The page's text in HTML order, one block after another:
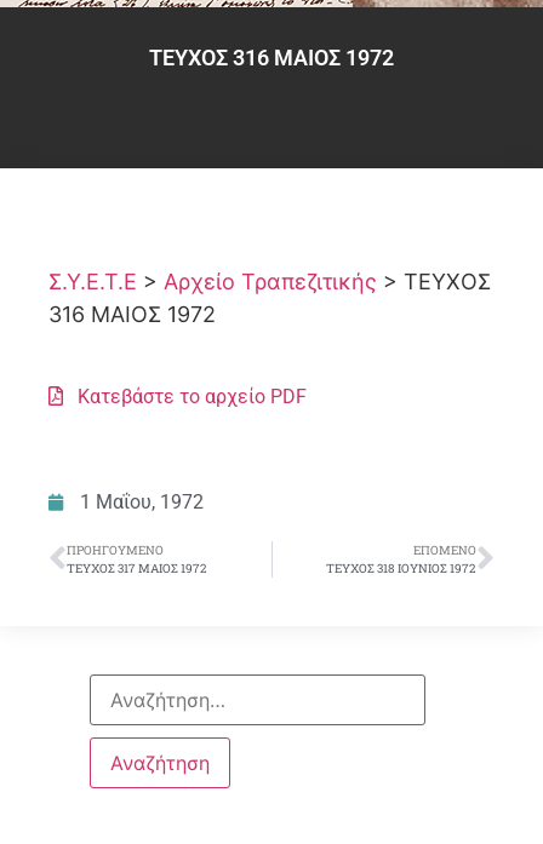
ΤΕΥΧΟΣ 316 ΜΑΙΟΣ 1972
Σ.Υ.Ε.Τ.Ε > Αρχείο Τραπεζιτικής > ΤΕΥΧΟΣ
316 ΜΑΙΟΣ 1972
Κατεβάστε το αρχείο PDF
1 Μαΐου, 1972
ΠΡΟΗΓΟΎΜΕΝΟ
ΤΕΥΧΟΣ 317 ΜΑΙΟΣ 1972
ΕΠΌΜΕΝΟ
ΤΕΥΧΟΣ 318 ΙΟΥΝΙΟΣ 1972